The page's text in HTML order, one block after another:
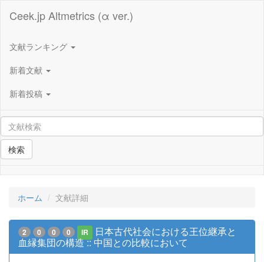
Ceek.jp Altmetrics (α ver.)
文献ランキング
新着文献
新着投稿
検索
ホーム 文献詳細
2 0 0 0 IR
日本古代社会における王位継承と
血縁集団の構造 :: 中国との比較において